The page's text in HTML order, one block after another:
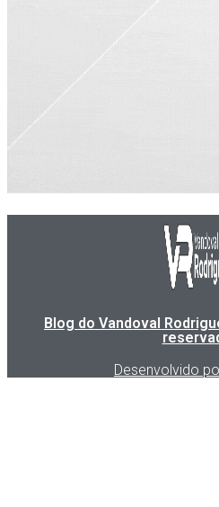
Blog do Vandoval
Desenvolvido